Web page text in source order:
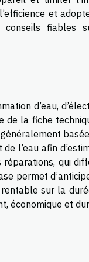
et
conseils fiables
d’eau,
de la fiche
l’eau afin
réparations, qui
permet
sur la
économique et